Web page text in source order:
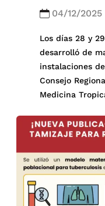
04/12/2025
Los días 28 y
desarrolló de
instalaciones
Consejo
Medicina
orientada a
clínicas frente
en la región